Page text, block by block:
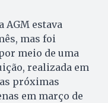
AGM estava
mas foi
meio de uma
realizada em
próximas
em março de